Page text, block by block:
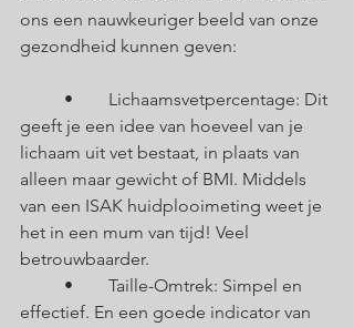
ons een nauwkeuriger beeld van onze
gezondheid kunnen geven:
geeft je een idee van hoeveel van je
lichaam uit vet bestaat, in plaats van
alleen maar gewicht of BMI. Middels
van een ISAK huidplooimeting weet je
het in een mum van tijd! Veel
betrouwbaarder.
effectief. En een goede indicator van